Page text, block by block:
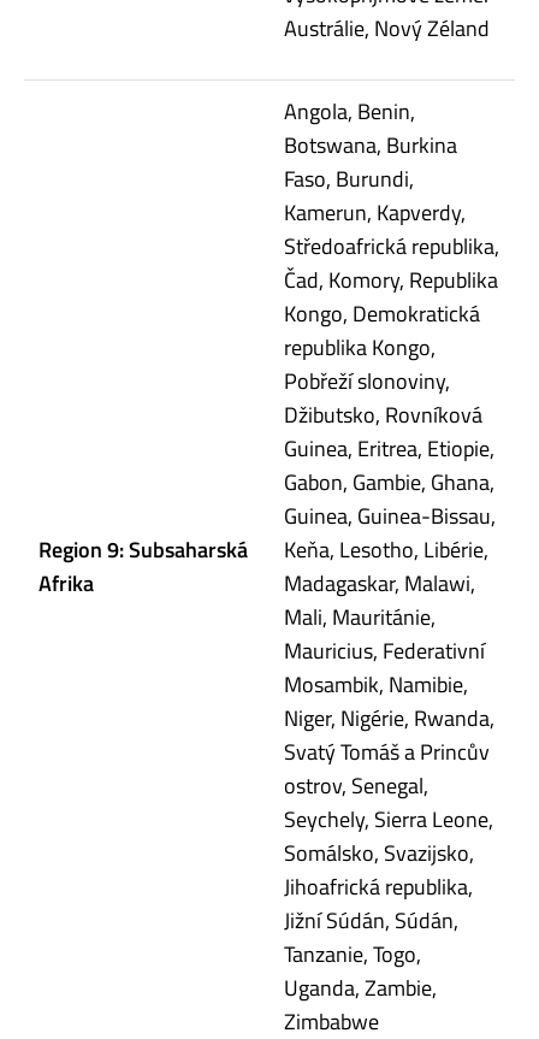
Austrálie, Nový Zéland
Region 9: Subsaharská
Afrika
Angola, Benin,
Botswana, Burkina
Faso, Burundi,
Kamerun, Kapverdy,
Středoafrická republika,
Čad, Komory, Republika
Kongo, Demokratická
republika Kongo,
Pobřeží slonoviny,
Džibutsko, Rovníková
Guinea, Eritrea, Etiopie,
Gabon, Gambie, Ghana,
Guinea, Guinea-Bissau,
Keňa, Lesotho, Libérie,
Madagaskar, Malawi,
Mali, Mauritánie,
Mauricius, Federativní
Mosambik, Namibie,
Niger, Nigérie, Rwanda,
Svatý Tomáš a Princův
ostrov, Senegal,
Seychely, Sierra Leone,
Somálsko, Svazijsko,
Jihoafrická republika,
Jižní Súdán, Súdán,
Tanzanie, Togo,
Uganda, Zambie,
Zimbabwe